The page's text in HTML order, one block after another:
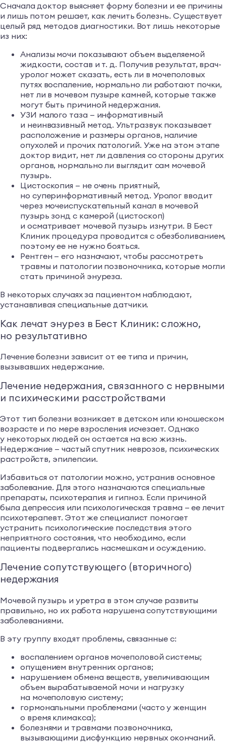
Сначала доктор выясняет форму болезни и ее причины
и лишь потом решает, как лечить болезнь. Существует
целый ряд методов диагностики. Вот лишь некоторые
из них:
Анализы мочи показывают объем выделяемой
жидкости, состав и т. д. Получив результат, врач-
уролог может сказать, есть ли в мочеполовых
путях воспаление, нормально ли работают почки,
нет ли в мочевом пузыре камней, которые также
могут быть причиной недержания.
УЗИ малого таза — информативный
и неинвазивный метод. Ультразвук показывает
расположение и размеры органов, наличие
опухолей и прочих патологий. Уже на этом этапе
доктор видит, нет ли давления со стороны других
органов, нормально ли выглядит сам мочевой
пузырь.
Цистоскопия — не очень приятный,
но суперинформативный метод. Уролог вводит
через мочеиспускательный канал в мочевой
пузырь зонд с камерой (цистоскоп)
и осматривает мочевой пузырь изнутри. В Бест
Клиник процедура проводится с обезболиванием,
поэтому ее не нужно бояться.
Рентген — его назначают, чтобы рассмотреть
травмы и патологии позвоночника, которые могли
стать причиной энуреза.
В некоторых случаях за пациентом наблюдают,
устанавливая специальные датчики.
Как лечат энурез в Бест Клиник: сложно,
но результативно
Лечение болезни зависит от ее типа и причин,
вызывавших недержание.
Лечение недержания, связанного с нервными
и психическими расстройствами
Этот тип болезни возникает в детском или юношеском
возрасте и по мере взросления исчезает. Однако
у некоторых людей он остается на всю жизнь.
Недержание — частый спутник неврозов, психических
растройств, эпилепсии.
Избавиться от патологии можно, устранив основное
заболевание. Для этого назначаются специальные
препараты, психотерапия и гипноз. Если причиной
была депрессия или психологическая травма — ее лечит
психотерапевт. Этот же специалист помогает
устранить психологические последствия этого
неприятного состояния, что необходимо, если
пациенты подвергались насмешкам и осуждению.
Лечение сопутствующего (вторичного)
недержания
Мочевой пузырь и уретра в этом случае развиты
правильно, но их работа нарушена сопутствующими
заболеваниями.
В эту группу входят проблемы, связанные с:
воспалением органов мочеполовой системы;
опущением внутренних органов;
нарушением обмена веществ, увеличивающим
объем вырабатываемой мочи и нагрузку
на мочеполовую систему;
гормональными проблемами (часто у женщин
о время климакса);
болезнями и травмами позвоночника,
вызывающими дисфункцию нервных окончаний.